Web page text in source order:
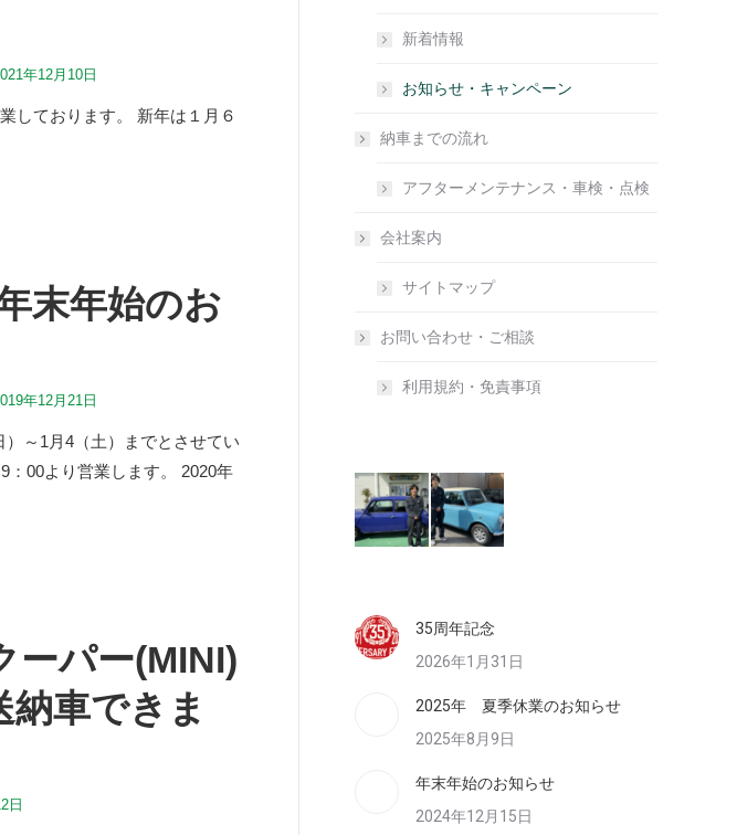
年12月10日
しております。 新年は１月６
末年始のお
年12月21日
～1月4（土）までとさせてい
：00より営業します。 2020年
ーパー(MINI)
納車できま
日
新着情報
お知らせ・キャンペーン
納車までの流れ
アフターメンテナンス・車検・点検
会社案内
サイトマップ
お問い合わせ・ご相談
利用規約・免責事項
35周年記念
2026年1月31日
2025年 夏季休業のお知らせ
2025年8月9日
年末年始のお知らせ
2024年12月15日